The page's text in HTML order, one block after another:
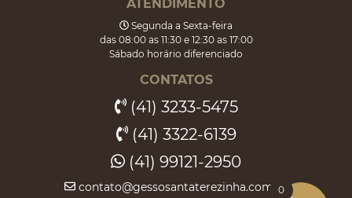
ATENDIMENTO
Segunda a Sexta-feira
das 08:00 as 11:30 e 12:30 as 17:00
Sábado horário diferenciado
CONTATOS
(41) 3233-5475
(41) 3322-6139
(41) 99121-2950
contato@gessosantaterezinha.com.br
0